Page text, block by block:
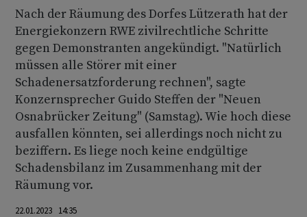
Nach der Räumung des Dorfes Lützerath hat der
Energiekonzern RWE zivilrechtliche Schritte
gegen Demonstranten angekündigt. "Natürlich
müssen alle Störer mit einer
Schadenersatzforderung rechnen", sagte
Konzernsprecher Guido Steffen der "Neuen
Osnabrücker Zeitung" (Samstag). Wie hoch diese
ausfallen könnten, sei allerdings noch nicht zu
beziffern. Es liege noch keine endgültige
Schadensbilanz im Zusammenhang mit der
Räumung vor.
22.01.2023 14:35